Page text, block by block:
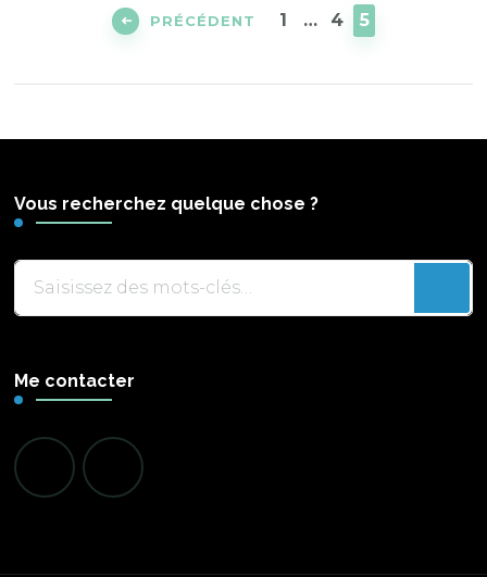
PRÉCÉDENT PAGE
1 … PAGE
4 PAGE
5
Vous recherchez quelque chose ?
?
Me contacter